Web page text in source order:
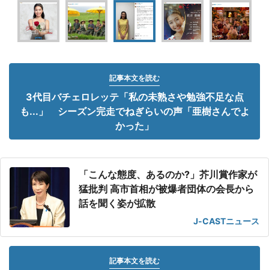
記事本文を読む
3代目バチェロレッテ「私の未熟さや勉強不足な点
も...」 シーズン完走でねぎらいの声「亜樹さんでよ
かった」
「こんな態度、あるのか?」芥川賞作家が
猛批判 高市首相が被爆者団体の会長から
話を聞く姿が拡散
J-CASTニュース
記事本文を読む